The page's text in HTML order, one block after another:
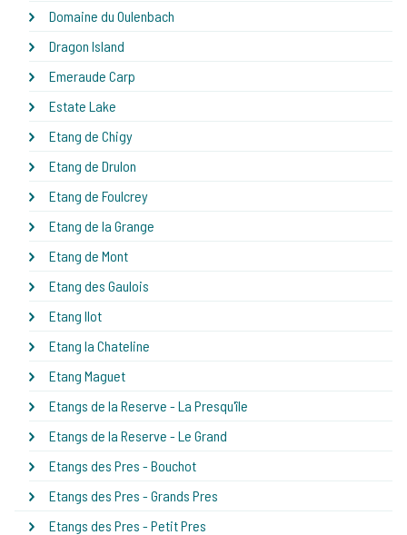
Domaine du Oulenbach
Dragon Island
Emeraude Carp
Estate Lake
Etang de Chigy
Etang de Drulon
Etang de Foulcrey
Etang de la Grange
Etang de Mont
Etang des Gaulois
Etang Ilot
Etang la Chateline
Etang Maguet
Etangs de la Reserve - La Presqu'île
Etangs de la Reserve - Le Grand
Etangs des Pres - Bouchot
Etangs des Pres - Grands Pres
Etangs des Pres - Petit Pres